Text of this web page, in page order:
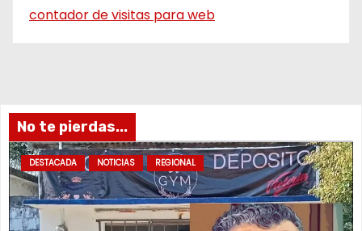
contador de visitas para web
No te pierdas...
DESTACADA NOTICIAS REGIONAL